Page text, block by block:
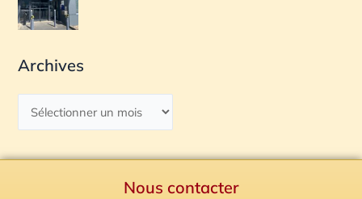
Archives
Nous contacter